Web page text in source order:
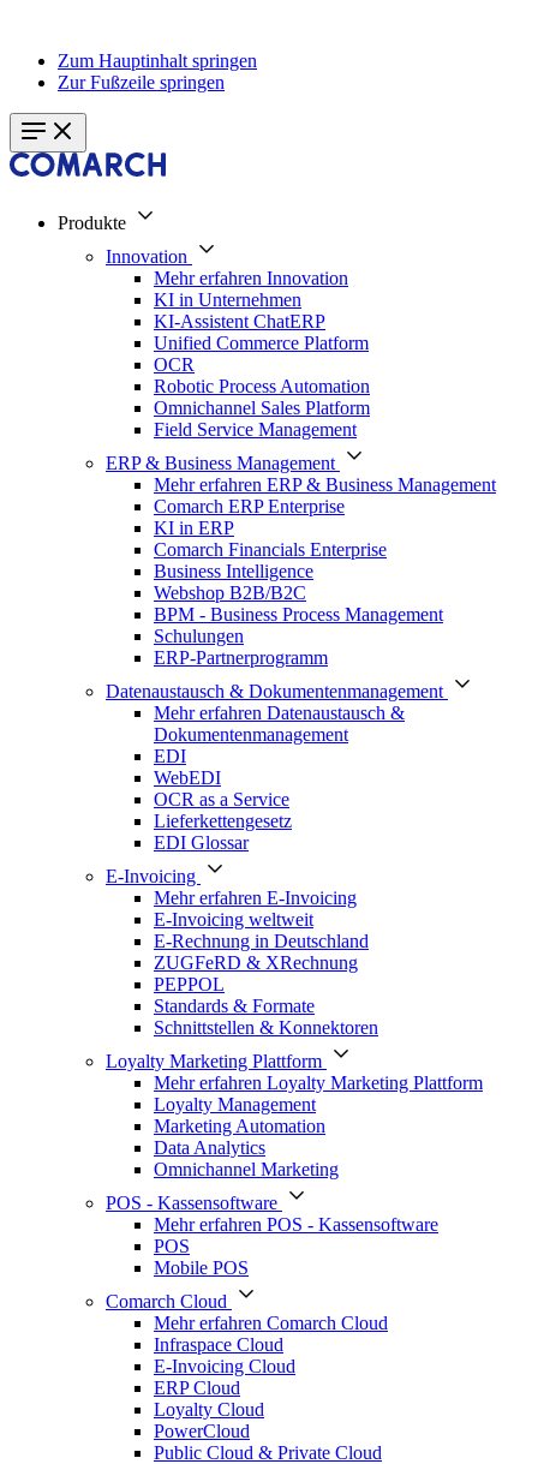
Zum Hauptinhalt springen
Zur Fußzeile springen
Produkte
Innovation
Mehr erfahren Innovation
KI in Unternehmen
KI-Assistent ChatERP
Unified Commerce Platform
OCR
Robotic Process Automation
Omnichannel Sales Platform
Field Service Management
ERP & Business Management
Mehr erfahren ERP & Business Management
Comarch ERP Enterprise
KI in ERP
Comarch Financials Enterprise
Business Intelligence
Webshop B2B/B2C
BPM - Business Process Management
Schulungen
ERP-Partnerprogramm
Datenaustausch & Dokumentenmanagement
Mehr erfahren Datenaustausch &
Dokumentenmanagement
EDI
WebEDI
OCR as a Service
Lieferkettengesetz
EDI Glossar
E-Invoicing
Mehr erfahren E-Invoicing
E-Invoicing weltweit
E-Rechnung in Deutschland
ZUGFeRD & XRechnung
PEPPOL
Standards & Formate
Schnittstellen & Konnektoren
Loyalty Marketing Plattform
Mehr erfahren Loyalty Marketing Plattform
Loyalty Management
Marketing Automation
Data Analytics
Omnichannel Marketing
POS - Kassensoftware
Mehr erfahren POS - Kassensoftware
POS
Mobile POS
Comarch Cloud
Mehr erfahren Comarch Cloud
Infraspace Cloud
E-Invoicing Cloud
ERP Cloud
Loyalty Cloud
PowerCloud
Public Cloud & Private Cloud